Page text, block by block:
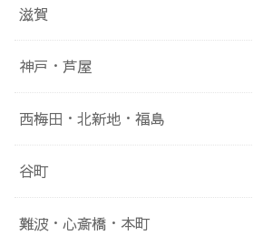
滋賀
神戸・芦屋
西梅田・北新地・福島
谷町
難波・心斎橋・本町